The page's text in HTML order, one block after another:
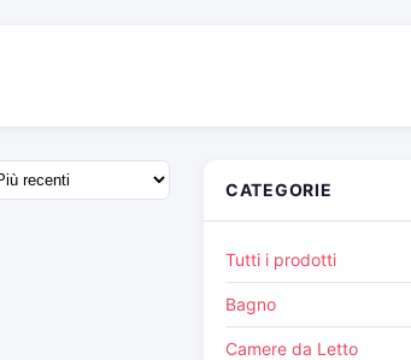
CATEGORIE
Tutti i prodotti
Bagno
Camere da Letto